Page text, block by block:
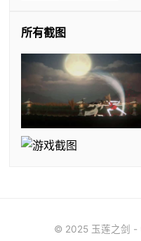
所有截图
© 2025 玉莲之剑 -